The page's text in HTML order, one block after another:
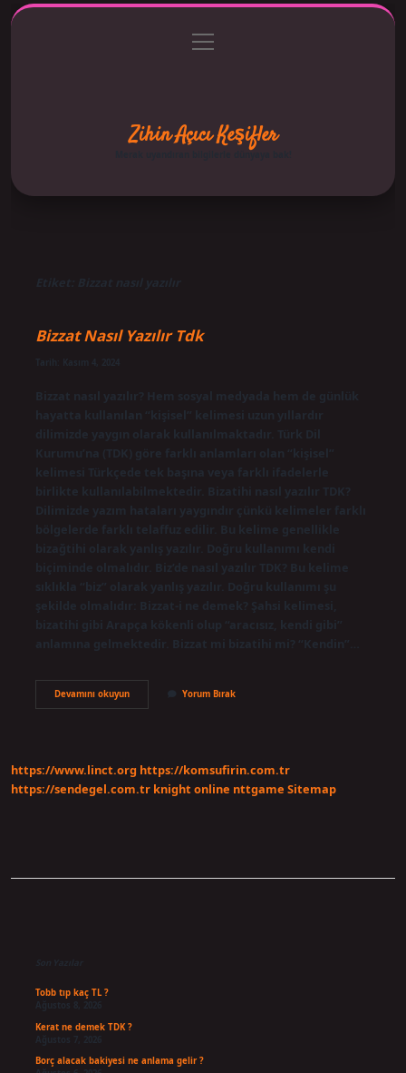
Gizlilik Politikası
menüyü
aç
Zihin Açıcı Keşifler
Merak uyandıran bilgilerle dünyaya bak!
Etiket: Bizzat nasıl yazılır
Bizzat Nasıl Yazılır Tdk
Bizzat nasıl yazılır? Hem sosyal medyada hem de günlük
hayatta kullanılan “kişisel” kelimesi uzun yıllardır
dilimizde yaygın olarak kullanılmaktadır. Türk Dil
Kurumu’na (TDK) göre farklı anlamları olan “kişisel”
kelimesi Türkçede tek başına veya farklı ifadelerle
birlikte kullanılabilmektedir. Bizatihi nasıl yazılır TDK?
Dilimizde yazım hataları yaygındır çünkü kelimeler farklı
bölgelerde farklı telaffuz edilir. Bu kelime genellikle
bizağtihi olarak yanlış yazılır. Doğru kullanımı kendi
biçiminde olmalıdır. Biz’de nasıl yazılır TDK? Bu kelime
sıklıkla “biz” olarak yanlış yazılır. Doğru kullanımı şu
şekilde olmalıdır: Bizzat-i ne demek? Şahsi kelimesi,
bizatihi gibi Arapça kökenli olup “aracısız, kendi gibi”
anlamına gelmektedir. Bizzat mi bizatihi mi? “Kendin”…
Devamını okuyunBizzat
Nasıl
Yorum Bırak
https://www.linct.org https://komsufirin.com.tr
https://sendegel.com.tr knight online nttgame Sitemap
Son Yazılar
Tobb tıp kaç TL ?
Ağustos 8, 2026
Kerat ne demek TDK ?
Ağustos 7, 2026
Borç alacak bakiyesi ne anlama gelir ?